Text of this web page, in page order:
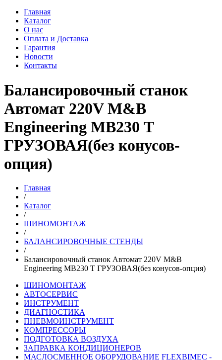
Главная
Каталог
О нас
Оплата и Доставка
Гарантия
Новости
Контакты
Балансировочный станок
Автомат 220V M&B
Engineering MB230 Т
ГРУЗОВАЯ(без конусов-
опция)
Главная
/
Каталог
/
ШИНОМОНТАЖ
/
БАЛАНСИРОВОЧНЫЕ СТЕНДЫ
/
Балансировочный станок Автомат 220V M&B
Engineering MB230 Т ГРУЗОВАЯ(без конусов-опция)
ШИНОМОНТАЖ
АВТОСЕРВИС
ИНСТРУМЕНТ
ДИАГНОСТИКА
ПНЕВМОИНСТРУМЕНТ
КОМПРЕССОРЫ
ПОДГОТОВКА ВОЗДУХА
ЗАПРАВКА КОНДИЦИОНЕРОВ
МАСЛОСМЕННОЕ ОБОРУДОВАНИЕ FLEXBIMEC -